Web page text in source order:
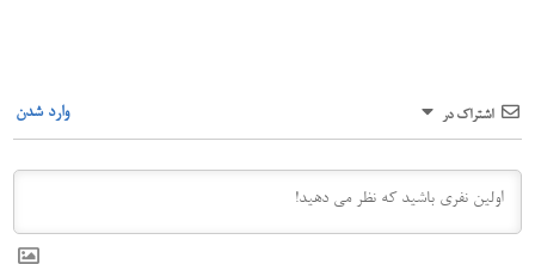
اشتراک در وارد شدن